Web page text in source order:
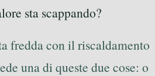
sta scappando?
fredda con il riscaldamento
una di queste due cose: o